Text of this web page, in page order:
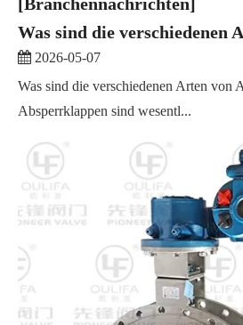
2026-05-07
Was sind die verschiedenen Arten von
Absperrklappen sind wesentl...